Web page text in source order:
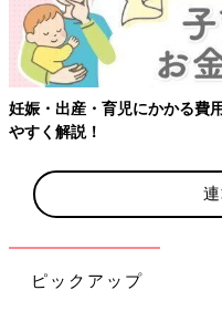
妊娠・出産・育児にかかる費
やすく解説！
ピックアップ